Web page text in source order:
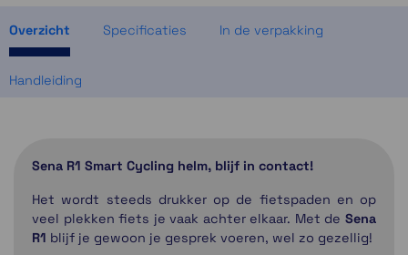
Overzicht Specificaties In de verpakking
Handleiding
Sena R1 Smart Cycling helm, blijf in contact!
Het wordt steeds drukker op de fietspaden en op
veel plekken fiets je vaak achter elkaar. Met de Sena
R1 blijf je gewoon je gesprek voeren, wel zo gezellig!